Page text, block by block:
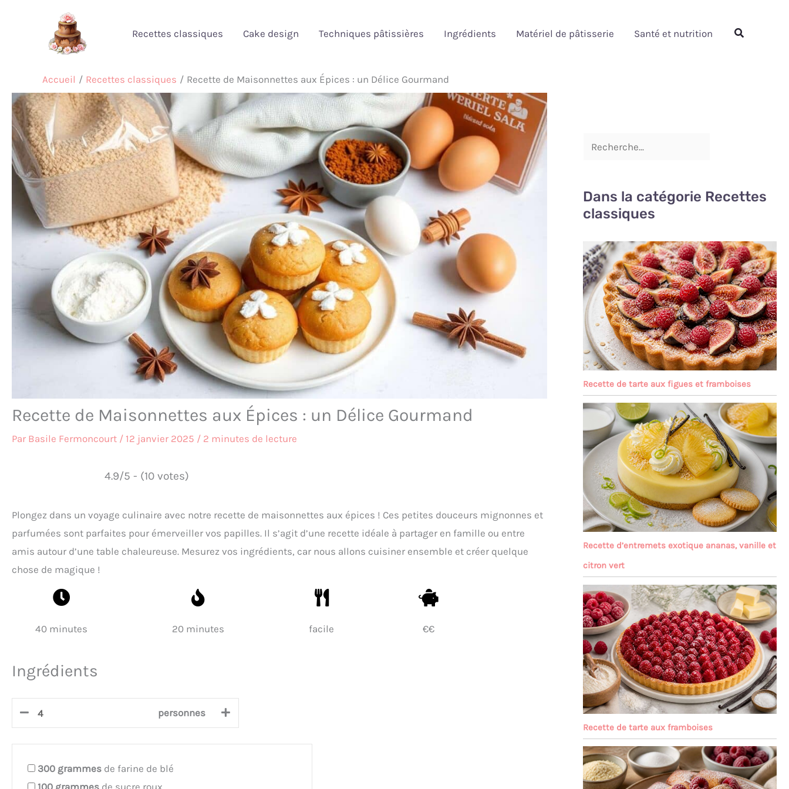
Recettes classiques Cake design Techniques pâtissières Ingrédients Matériel de pâtisserie Santé et nutrition Rechercher
Accueil Recettes classiques Recette de Maisonnettes aux Épices : un Délice Gourmand
Recette de Maisonnettes aux Épices : un Délice Gourmand
Par Basile Fermoncourt / 12 janvier 2025 / 2 minutes de lecture
4.9/5 - (10 votes)
Plongez dans un voyage culinaire avec notre recette de maisonnettes aux épices ! Ces petites douceurs mignonnes et
parfumées sont parfaites pour émerveiller vos papilles. Il s’agit d’une recette idéale à partager en famille ou entre
amis autour d’une table chaleureuse. Mesurez vos ingrédients, car nous allons cuisiner ensemble et créer quelque
chose de magique !
40 minutes 20 minutes facile €€
Ingrédients
personnes
300 grammes de farine de blé
100 grammes de sucre roux
Dans la catégorie Recettes
classiques
Recette de tarte aux figues et framboises
Recette d’entremets exotique ananas, vanille et
citron vert
Recette de tarte aux framboises